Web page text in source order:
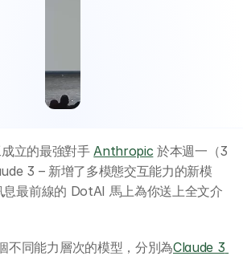
立的最強對手 Anthropic 於本週一（3
3 – 新增了多模態交互能力的新模
最前線的 DotAI 馬上為你送上全文介
不同能力層次的模型，分別為Claude 3